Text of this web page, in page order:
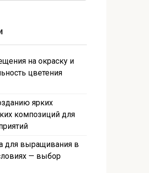
на окраску и
цветения
ярких
композиций для
для выращивания в
— выбор